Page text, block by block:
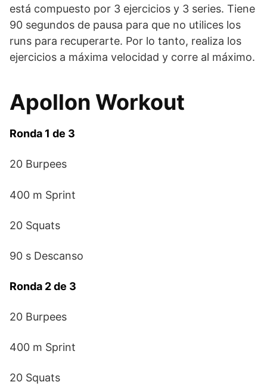
está compuesto por 3 ejercicios y 3 series. Tiene
90 segundos de pausa para que no utilices los
runs para recuperarte. Por lo tanto, realiza los
ejercicios a máxima velocidad y corre al máximo.
Apollon Workout
Ronda 1 de 3
20 Burpees
400 m Sprint
20 Squats
90 s Descanso
Ronda 2 de 3
20 Burpees
400 m Sprint
20 Squats